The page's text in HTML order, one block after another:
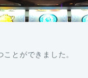
ことができました。